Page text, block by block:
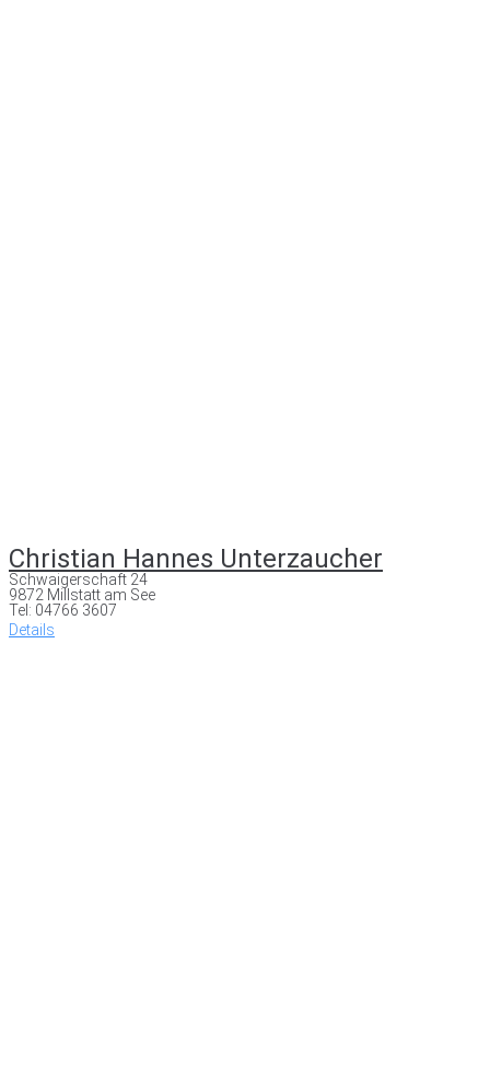
Christian Hannes Unterzaucher
Schwaigerschaft 24
9872 Millstatt am See
Tel: 04766 3607
Details